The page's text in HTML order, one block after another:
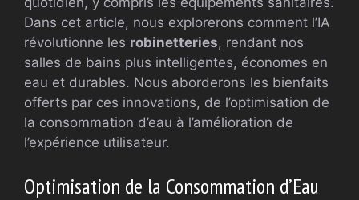
Dans cet article, nous explorerons comment l’IA
révolutionne les robinetteries, rendant nos
salles de bains plus intelligentes, économes en
eau et durables. Nous aborderons les bienfaits
offerts par ces innovations, de l’optimisation de
la consommation d’eau à l’amélioration de
l’expérience utilisateur.
Optimisation de la Consommation d’Eau